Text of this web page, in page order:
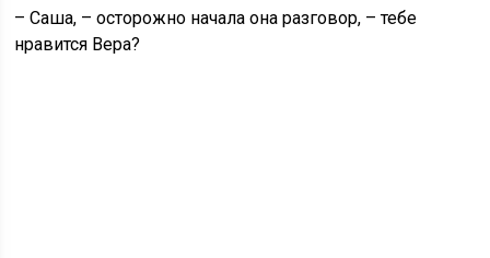
– Саша, – осторожно начала она разговор, – тебе
нравится Вера?